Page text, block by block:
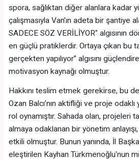
spora, sağlıktan diğer alanlara kadar
çalışmasıyla Van’ın adeta bir şantiye
SADECE SÖZ VERİLİYOR" algısının
en güçlü pratiklerdir. Ortaya çıkan bu
gerçekten yapılıyor” algısını
motivasyon kaynağı olmuştur.
Hakkını teslim etmek gerekirse, bu
Ozan Balcı’nın aktifliği ve proje odaklı
rol oynamıştır. Sahada olan, projeleri
almaya odaklanan bir yönetim
etkili olmuştur. Bunun yanında, İl
eleştirilen Kayhan Türkmenoğlu'nun